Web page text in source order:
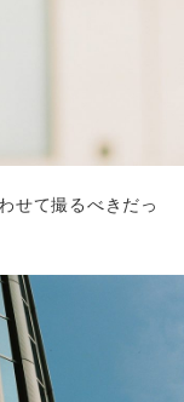
せて撮るべきだっ